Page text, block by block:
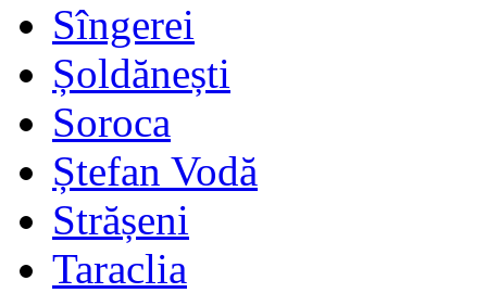
Sîngerei
Șoldănești
Soroca
Ștefan Vodă
Strășeni
Taraclia